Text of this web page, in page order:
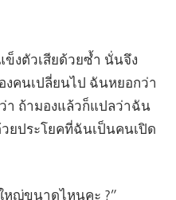
งตัวเสียด้วยซ้ำ นั่นจึง
งคนเปลี่ยนไป ฉันหยอกว่า
า ถ้ามองแล้วก็แปลว่าฉัน
ยประโยคที่ฉันเป็นคนเปิด
ญ่ขนาดไหนคะ ?”